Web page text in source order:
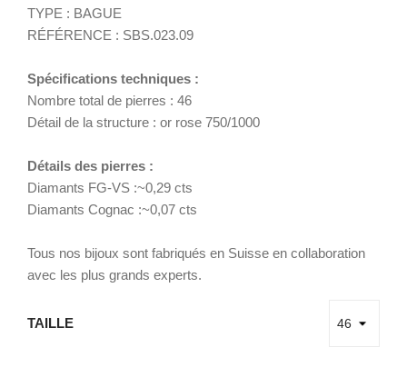
TYPE : BAGUE
RÉFÉRENCE : SBS.023.09
Spécifications techniques :
Nombre total de pierres : 46
Détail de la structure : or rose 750/1000
Détails des pierres :
Diamants FG-VS :~0,29 cts
Diamants Cognac :~0,07 cts
Tous nos bijoux sont fabriqués en Suisse en collaboration
avec les plus grands experts.
TAILLE